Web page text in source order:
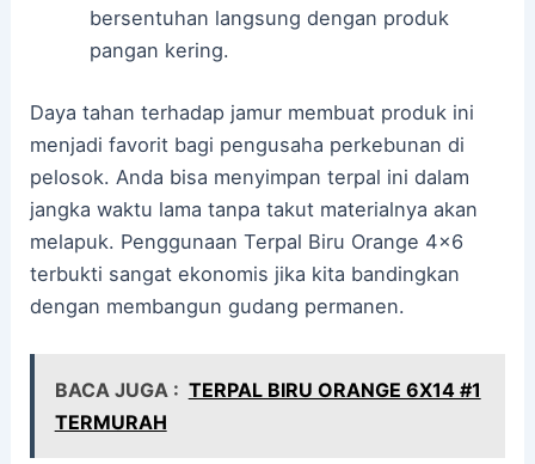
bersentuhan langsung dengan produk
pangan kering.
Daya tahan terhadap jamur membuat produk ini
menjadi favorit bagi pengusaha perkebunan di
pelosok. Anda bisa menyimpan terpal ini dalam
jangka waktu lama tanpa takut materialnya akan
melapuk. Penggunaan Terpal Biru Orange 4×6
terbukti sangat ekonomis jika kita bandingkan
dengan membangun gudang permanen.
BACA JUGA : TERPAL BIRU ORANGE 6X14 #1
TERMURAH